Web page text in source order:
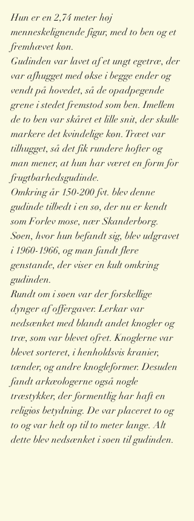
Hun er en 2,74 meter høj
menneskelignende figur, med to ben og et
fremhævet køn.
Gudinden var lavet af et ungt egetræ, der
var afhugget med økse i begge ender og
vendt på hovedet, så de opadpegende
grene i stedet fremstod som ben. Imellem
de to ben var skåret et lille snit, der skulle
markere det kvindelige køn. Træet var
tilhugget, så det fik rundere hofter og
man mener, at hun har været en form for
frugtbarhedsgudinde.
Omkring år 150-200 fvt. blev denne
gudinde tilbedt i en sø, der nu er kendt
som Forlev mose, nær Skanderborg.
Søen, hvor hun befandt sig, blev udgravet
i 1960-1966, og man fandt flere
genstande, der viser en kult omkring
gudinden.
Rundt om i søen var der forskellige
dynger af offergaver. Lerkar var
nedsænket med blandt andet knogler og
træ, som var blevet ofret. Knoglerne var
blevet sorteret, i henholdsvis kranier,
tænder, og andre knogleformer. Desuden
fandt arkæologerne også nogle
træstykker, der formentlig har haft en
religiøs betydning. De var placeret to og
to og var helt op til to meter lange. Alt
dette blev nedsænket i søen til gudinden.